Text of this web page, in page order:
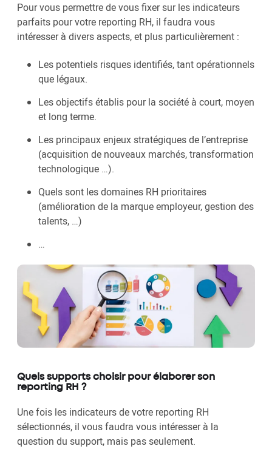
Pour vous permettre de vous fixer sur les indicateurs
parfaits pour votre reporting RH, il faudra vous
intéresser à divers aspects, et plus particulièrement :
Les potentiels risques identifiés, tant opérationnels
que légaux.
Les objectifs établis pour la société à court, moyen
et long terme.
Les principaux enjeux stratégiques de l’entreprise
(acquisition de nouveaux marchés, transformation
technologique …).
Quels sont les domaines RH prioritaires
(amélioration de la marque employeur, gestion des
talents, …)
…
Quels supports choisir pour élaborer son
reporting RH ?
Une fois les indicateurs de votre reporting RH
sélectionnés, il vous faudra vous intéresser à la
question du support, mais pas seulement.